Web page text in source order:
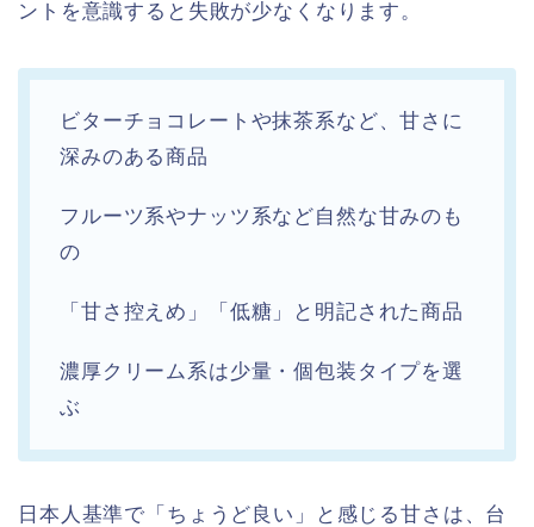
ントを意識すると失敗が少なくなります。
ビターチョコレートや抹茶系など、甘さに
深みのある商品
フルーツ系やナッツ系など自然な甘みのも
の
「甘さ控えめ」「低糖」と明記された商品
濃厚クリーム系は少量・個包装タイプを選
ぶ
日本人基準で「ちょうど良い」と感じる甘さは、台